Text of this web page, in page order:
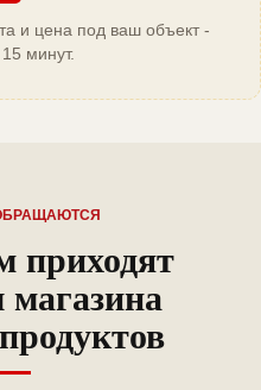
и цена под ваш объект -
минут.
приходят